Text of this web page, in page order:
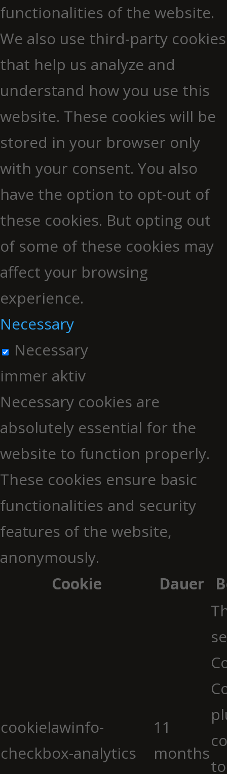
functionalities of the website.
We also use third-party cookies
that help us analyze and
understand how you use this
website. These cookies will be
stored in your browser only
with your consent. You also
have the option to opt-out of
these cookies. But opting out
of some of these cookies may
affect your browsing
experience.
Necessary
Necessary
immer aktiv
Necessary cookies are
absolutely essential for the
website to function properly.
These cookies ensure basic
functionalities and security
features of the website,
anonymously.
Cookie
Dauer
cookielawinfo-
checkbox-analytics
11
months